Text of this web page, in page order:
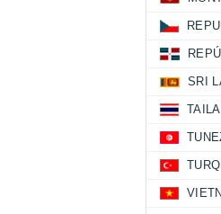
SRI